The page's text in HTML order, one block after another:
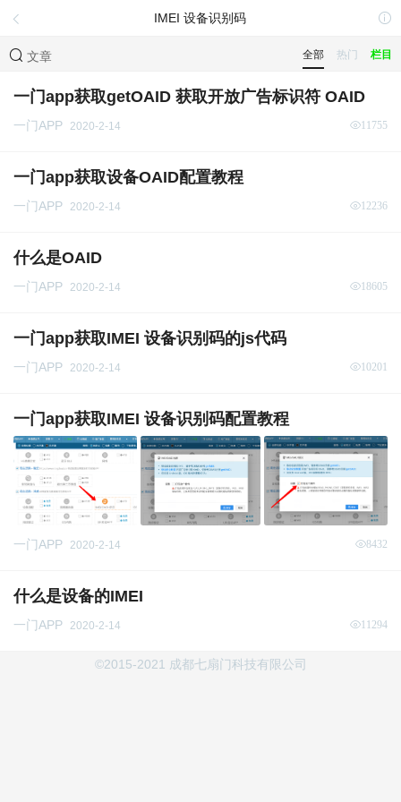
IMEI 设备识别码
文章 全部 热门 栏目
一门app获取getOAID 获取开放广告标识符 OAID
一门APP 2020-2-14 11755
一门app获取设备OAID配置教程
一门APP 2020-2-14 12236
什么是OAID
一门APP 2020-2-14 18605
一门app获取IMEI 设备识别码的js代码
一门APP 2020-2-14 10201
一门app获取IMEI 设备识别码配置教程
一门APP 2020-2-14 8432
什么是设备的IMEI
一门APP 2020-2-14 11294
©2015-2021 成都七扇门科技有限公司